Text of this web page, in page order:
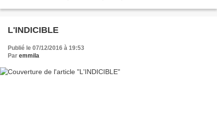
L'INDICIBLE
Publié le 07/12/2016 à 19:53
Par emmila